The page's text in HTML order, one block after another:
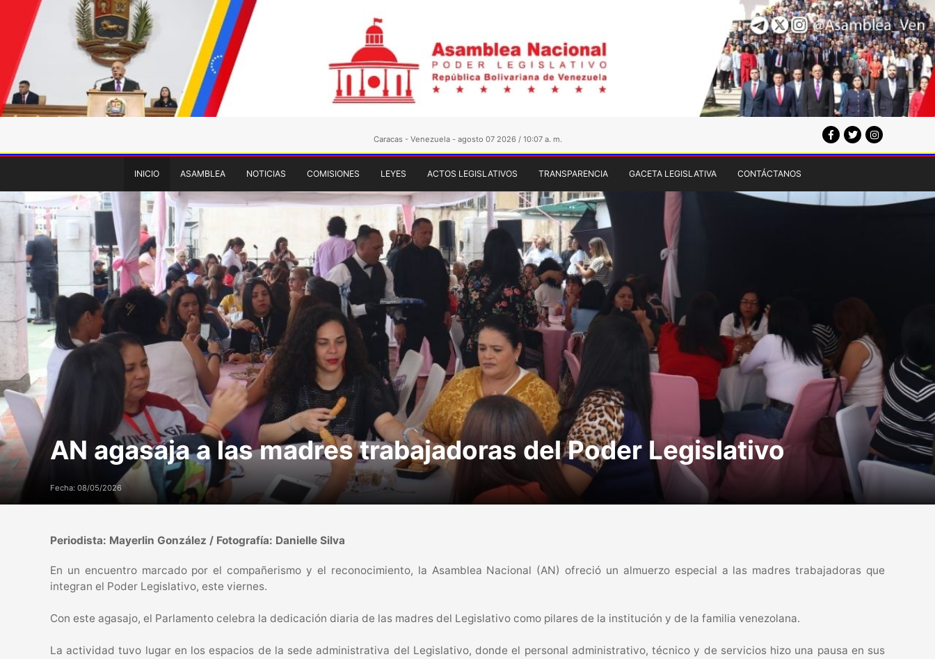
Caracas - Venezuela - agosto 07 2026 / 10:07 a. m.
INICIO ASAMBLEA NOTICIAS COMISIONES LEYES ACTOS LEGISLATIVOS TRANSPARENCIA GACETA LEGISLATIVA CONTÁCTANOS
AN agasaja a las madres trabajadoras del Poder Legislativo
Fecha: 08/05/2026
Periodista: Mayerlin González / Fotografía: Danielle Silva
En un encuentro marcado por el compañerismo y el reconocimiento, la Asamblea Nacional (AN) ofreció un almuerzo especial a las madres trabajadoras que
integran el Poder Legislativo, este viernes.
Con este agasajo, el Parlamento celebra la dedicación diaria de las madres del Legislativo como pilares de la institución y de la familia venezolana.
La actividad tuvo lugar en los espacios de la sede administrativa del Legislativo, donde el personal administrativo, técnico y de servicios hizo una pausa en sus